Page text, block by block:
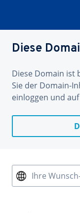
Diese
Diese Domain ist
Sie der Domain-
einloggen und
Ihre